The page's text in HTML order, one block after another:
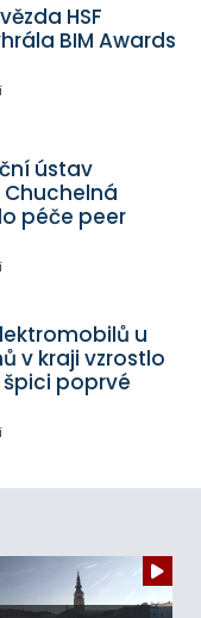
HSF
BIM Awards
ústav
Chuchelná
péče peer
u
v kraji vzrostlo
špici poprvé